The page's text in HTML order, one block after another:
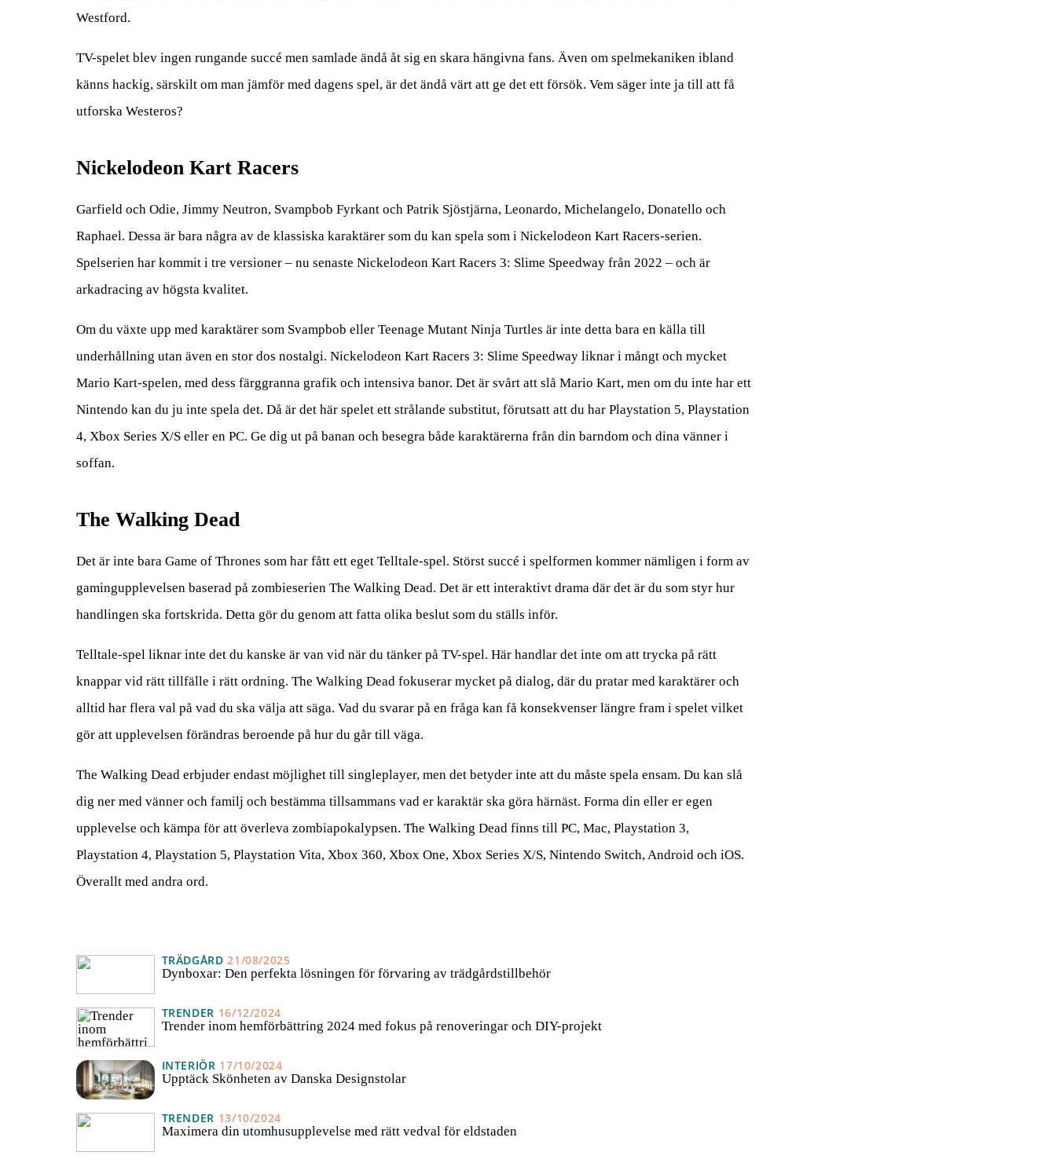
Westford.
TV-spelet blev ingen rungande succé men samlade ändå åt sig en skara hängivna fans. Även om spelmekaniken ibland
känns hackig, särskilt om man jämför med dagens spel, är det ändå värt att ge det ett försök. Vem säger inte ja till att få
utforska Westeros?
Nickelodeon Kart Racers
Garfield och Odie, Jimmy Neutron, Svampbob Fyrkant och Patrik Sjöstjärna, Leonardo, Michelangelo, Donatello och
Raphael. Dessa är bara några av de klassiska karaktärer som du kan spela som i Nickelodeon Kart Racers-serien.
Spelserien har kommit i tre versioner – nu senaste Nickelodeon Kart Racers 3: Slime Speedway från 2022 – och är
arkadracing av högsta kvalitet.
Om du växte upp med karaktärer som Svampbob eller Teenage Mutant Ninja Turtles är inte detta bara en källa till
underhållning utan även en stor dos nostalgi. Nickelodeon Kart Racers 3: Slime Speedway liknar i mångt och mycket
Mario Kart-spelen, med dess färggranna grafik och intensiva banor. Det är svårt att slå Mario Kart, men om du inte har ett
Nintendo kan du ju inte spela det. Då är det här spelet ett strålande substitut, förutsatt att du har Playstation 5, Playstation
4, Xbox Series X/S eller en PC. Ge dig ut på banan och besegra både karaktärerna från din barndom och dina vänner i
soffan.
The Walking Dead
Det är inte bara Game of Thrones som har fått ett eget Telltale-spel. Störst succé i spelformen kommer nämligen i form av
gamingupplevelsen baserad på zombieserien The Walking Dead. Det är ett interaktivt drama där det är du som styr hur
handlingen ska fortskrida. Detta gör du genom att fatta olika beslut som du ställs inför.
Telltale-spel liknar inte det du kanske är van vid när du tänker på TV-spel. Här handlar det inte om att trycka på rätt
knappar vid rätt tillfälle i rätt ordning. The Walking Dead fokuserar mycket på dialog, där du pratar med karaktärer och
alltid har flera val på vad du ska välja att säga. Vad du svarar på en fråga kan få konsekvenser längre fram i spelet vilket
gör att upplevelsen förändras beroende på hur du går till väga.
The Walking Dead erbjuder endast möjlighet till singleplayer, men det betyder inte att du måste spela ensam. Du kan slå
dig ner med vänner och familj och bestämma tillsammans vad er karaktär ska göra härnäst. Forma din eller er egen
upplevelse och kämpa för att överleva zombiapokalypsen. The Walking Dead finns till PC, Mac, Playstation 3,
Playstation 4, Playstation 5, Playstation Vita, Xbox 360, Xbox One, Xbox Series X/S, Nintendo Switch, Android och iOS.
Överallt med andra ord.
TRÄDGÅRD 21/08/2025
Dynboxar: Den perfekta lösningen för förvaring av trädgårdstillbehör
TRENDER 16/12/2024
Trender inom hemförbättring 2024 med fokus på renoveringar och DIY-projekt
INTERIÖR 17/10/2024
Upptäck Skönheten av Danska Designstolar
TRENDER 13/10/2024
Maximera din utomhusupplevelse med rätt vedval för eldstaden